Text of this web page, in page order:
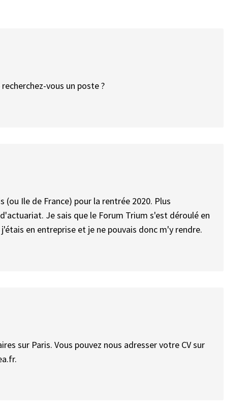
vous un poste ?
(ou Ile de France) pour la rentrée 2020. Plus
Je sais que le Forum Trium s'est déroulé en
en entreprise et je ne pouvais donc m'y rendre.
sur Paris. Vous pouvez nous adresser votre CV sur